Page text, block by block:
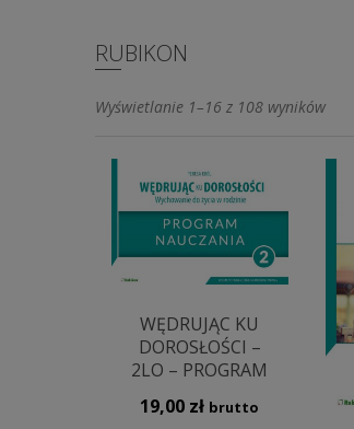
RUBIKON
Wyświetlanie 1–16 z 108 wyników
WĘDRUJĄC KU
DOROSŁOŚCI –
2LO – PROGRAM
19,00 zł brutto